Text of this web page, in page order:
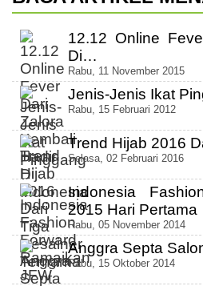
12.12 Online
Di…
Rabu, 11 November 2015
Jenis-Jenis Ikat
Rabu, 15 Februari 2012
Trend Hijab 2016
Selasa, 02 Februari 2016
Indonesia
2015 Hari Pertama
Rabu, 05 November 2014
Anggra Septa
Rabu, 15 Oktober 2014